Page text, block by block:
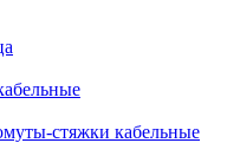
стяжки кабельные